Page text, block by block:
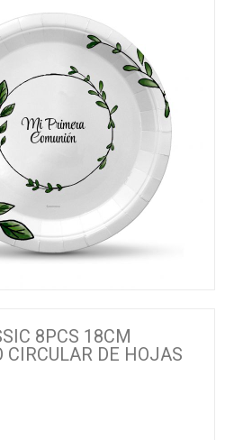
8PCS 18CM
DE HOJAS